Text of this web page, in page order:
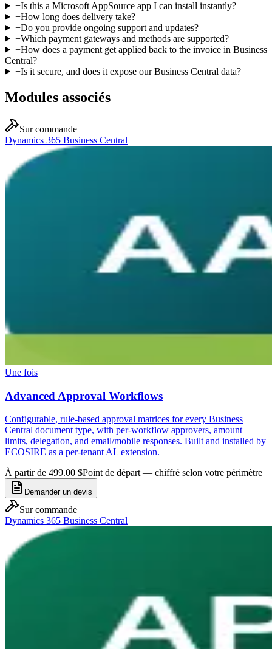
+Is this a Microsoft AppSource app I can install instantly?
+How long does delivery take?
+Do you provide ongoing support and updates?
+Which payment gateways and methods are supported?
+How does a payment get applied back to the invoice in Business
Central?
+Is it secure, and does it expose our Business Central data?
Modules associés
Sur commande
Dynamics 365 Business Central
Une fois
Advanced Approval Workflows
Configurable, rule-based approval matrices for every Business
Central document type, with per-workflow approvers, amount
limits, delegation, and email/mobile responses. Built and installed by
ECOSIRE as a per-tenant AL extension.
À partir de 499.00 $Point de départ — chiffré selon votre périmètre
Demander un devis
Sur commande
Dynamics 365 Business Central